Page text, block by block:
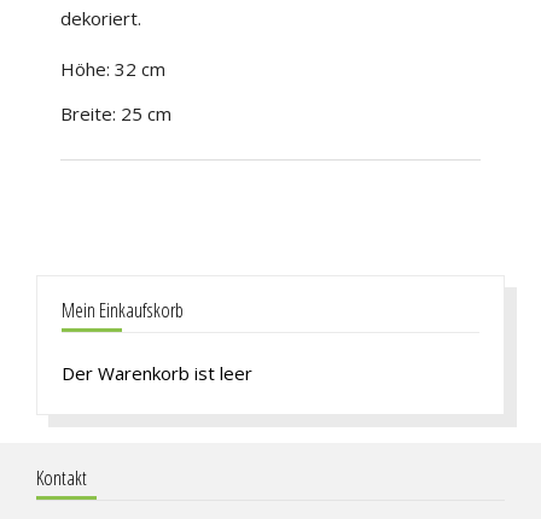
dekoriert.
Höhe: 32 cm
Breite: 25 cm
Mein Einkaufskorb
Der Warenkorb ist leer
Kontakt